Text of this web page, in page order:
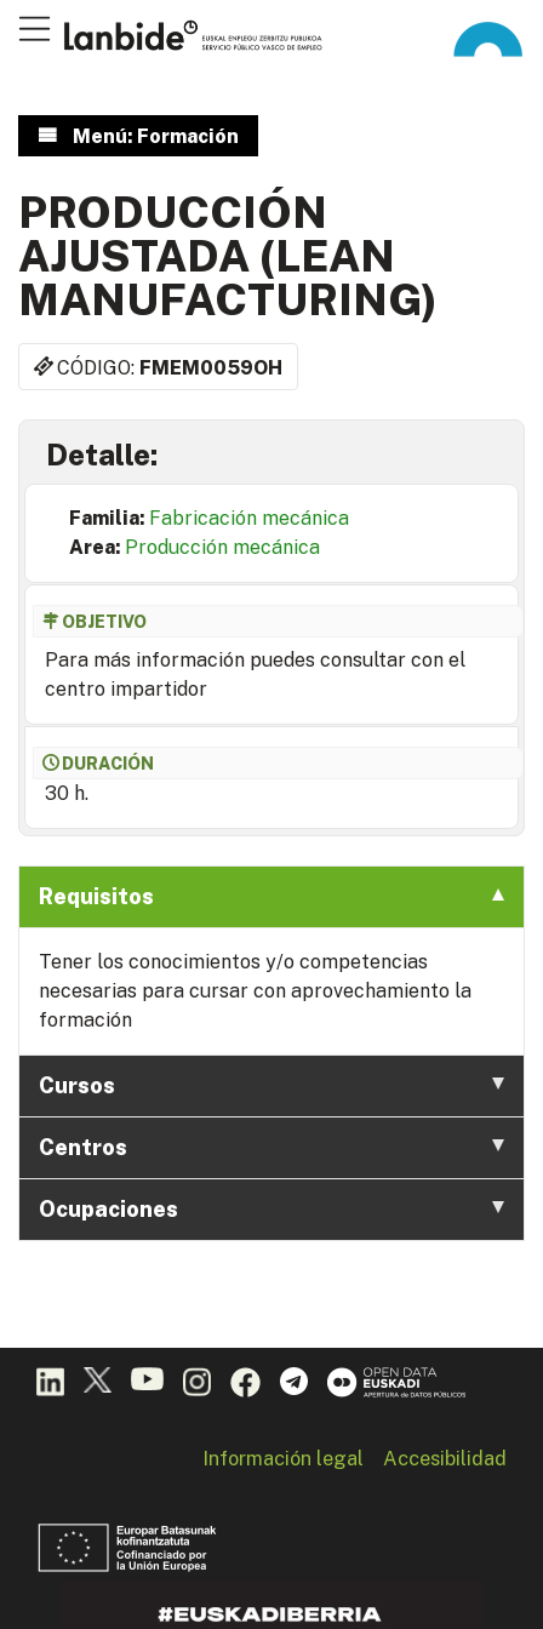
Menú: Formación
PRODUCCIÓN
AJUSTADA (LEAN
MANUFACTURING)
CÓDIGO: FMEM0059OH
Detalle:
Familia: Fabricación mecánica
Area: Producción mecánica
OBJETIVO
Para más información puedes consultar con el
centro impartidor
DURACIÓN
30 h.
Requisitos
Tener los conocimientos y/o competencias
necesarias para cursar con aprovechamiento la
formación
Cursos
Centros
Ocupaciones
Información legal Accesibilidad